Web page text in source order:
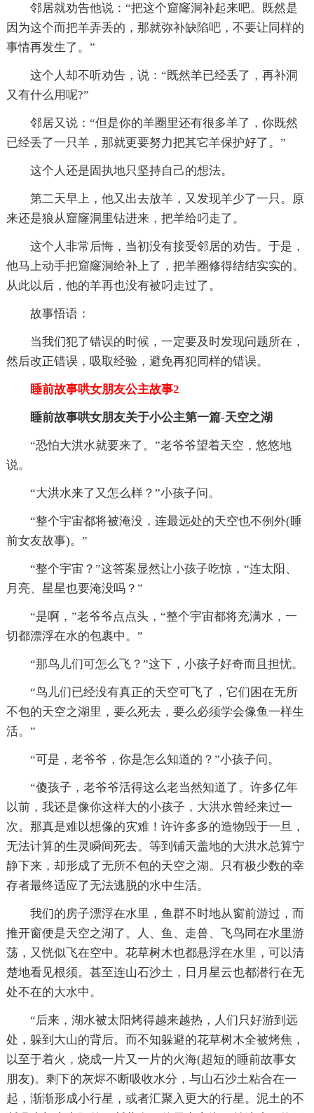
邻居就劝告他说：“把这个窟窿洞补起来吧。既然是
因为这个而把羊弄丢的，那就弥补缺陷吧，不要让同样的
事情再发生了。”
这个人却不听劝告，说：“既然羊已经丢了，再补洞
又有什么用呢?”
邻居又说：“但是你的羊圈里还有很多羊了，你既然
已经丢了一只羊，那就更要努力把其它羊保护好了。”
这个人还是固执地只坚持自己的想法。
第二天早上，他又出去放羊，又发现羊少了一只。原
来还是狼从窟窿洞里钻进来，把羊给叼走了。
这个人非常后悔，当初没有接受邻居的劝告。于是，
他马上动手把窟窿洞给补上了，把羊圈修得结结实实的。
从此以后，他的羊再也没有被叼走过了。
故事悟语：
当我们犯了错误的时候，一定要及时发现问题所在，
然后改正错误，吸取经验，避免再犯同样的错误。
睡前故事哄女朋友公主故事2
睡前故事哄女朋友关于小公主第一篇-天空之湖
“恐怕大洪水就要来了。”老爷爷望着天空，悠悠地
说。
“大洪水来了又怎么样？”小孩子问。
“整个宇宙都将被淹没，连最远处的天空也不例外(睡
前女友故事)。”
“整个宇宙？”这答案显然让小孩子吃惊，“连太阳、
月亮、星星也要淹没吗？”
“是啊，”老爷爷点点头，“整个宇宙都将充满水，一
切都漂浮在水的包裹中。”
“那鸟儿们可怎么飞？”这下，小孩子好奇而且担忧。
“鸟儿们已经没有真正的天空可飞了，它们困在无所
不包的天空之湖里，要么死去，要么必须学会像鱼一样生
活。”
“可是，老爷爷，你是怎么知道的？”小孩子问。
“傻孩子，老爷爷活得这么老当然知道了。许多亿年
以前，我还是像你这样大的小孩子，大洪水曾经来过一
次。那真是难以想像的灾难！许许多多的造物毁于一旦，
无法计算的生灵瞬间死去。等到铺天盖地的大洪水总算宁
静下来，却形成了无所不包的天空之湖。只有极少数的幸
存者最终适应了无法逃脱的水中生活。
我们的房子漂浮在水里，鱼群不时地从窗前游过，而
推开窗便是天空之湖了。人、鱼、走兽、飞鸟同在水里游
荡，又恍似飞在空中。花草树木也都悬浮在水里，可以清
楚地看见根须。甚至连山石沙土，日月星云也都潜行在无
处不在的大水中。
“后来，湖水被太阳烤得越来越热，人们只好游到远
处，躲到大山的背后。而不知躲避的花草树木全被烤焦，
以至于着火，烧成一片又一片的火海(超短的睡前故事女
朋友)。剩下的灰烬不断吸收水分，与山石沙土粘合在一
起，渐渐形成小行星，或者汇聚入更大的行星。泥土的不